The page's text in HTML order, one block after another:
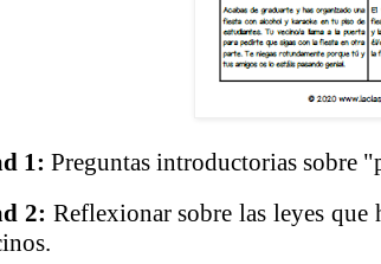
1: Preguntas introductorias sobre
2: Reflexionar sobre las leyes